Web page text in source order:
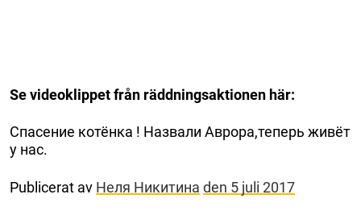
Se videoklippet från räddningsaktionen här:
Спасение котёнка ! Назвали Аврора,теперь живёт
у нас.
Publicerat av Неля Никитина den 5 juli 2017